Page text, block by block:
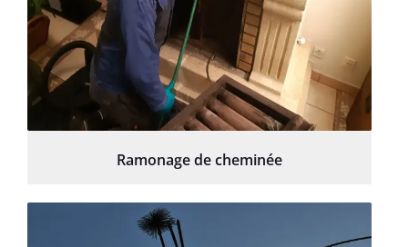
Ramonage de cheminée